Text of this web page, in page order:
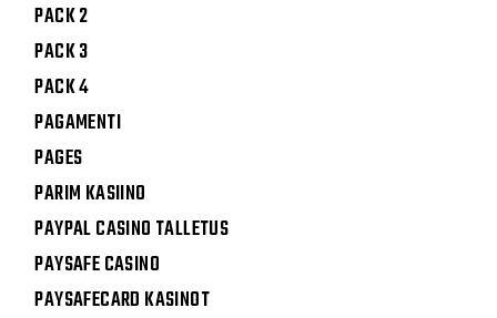
PACK 2
PACK 3
PACK 4
PAGAMENTI
PAGES
PARIM KASIINO
PAYPAL CASINO TALLETUS
PAYSAFE CASINO
PAYSAFECARD KASINOT